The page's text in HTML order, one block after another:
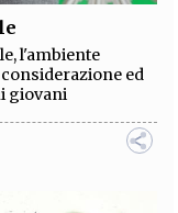
l'ambiente
ed
giovani